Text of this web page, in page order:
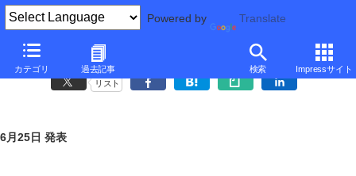
Powered by Translate
カテゴリ 過去記事 検索 Impressサイト
ドスパラ、中古PC 33台のHDDデータを未消去のまま販売
リスト
6月25日 発表